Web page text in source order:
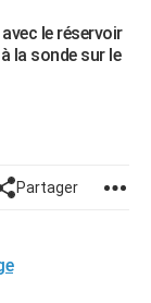
le réservoir
la sonde sur le
Partager